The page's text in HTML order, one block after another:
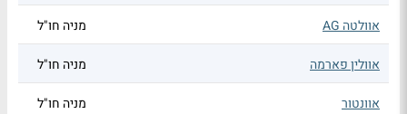
אוולטה AG מניה חו"ל
אוולין פארמה מניה חו"ל
אוונטור מניה חו"ל